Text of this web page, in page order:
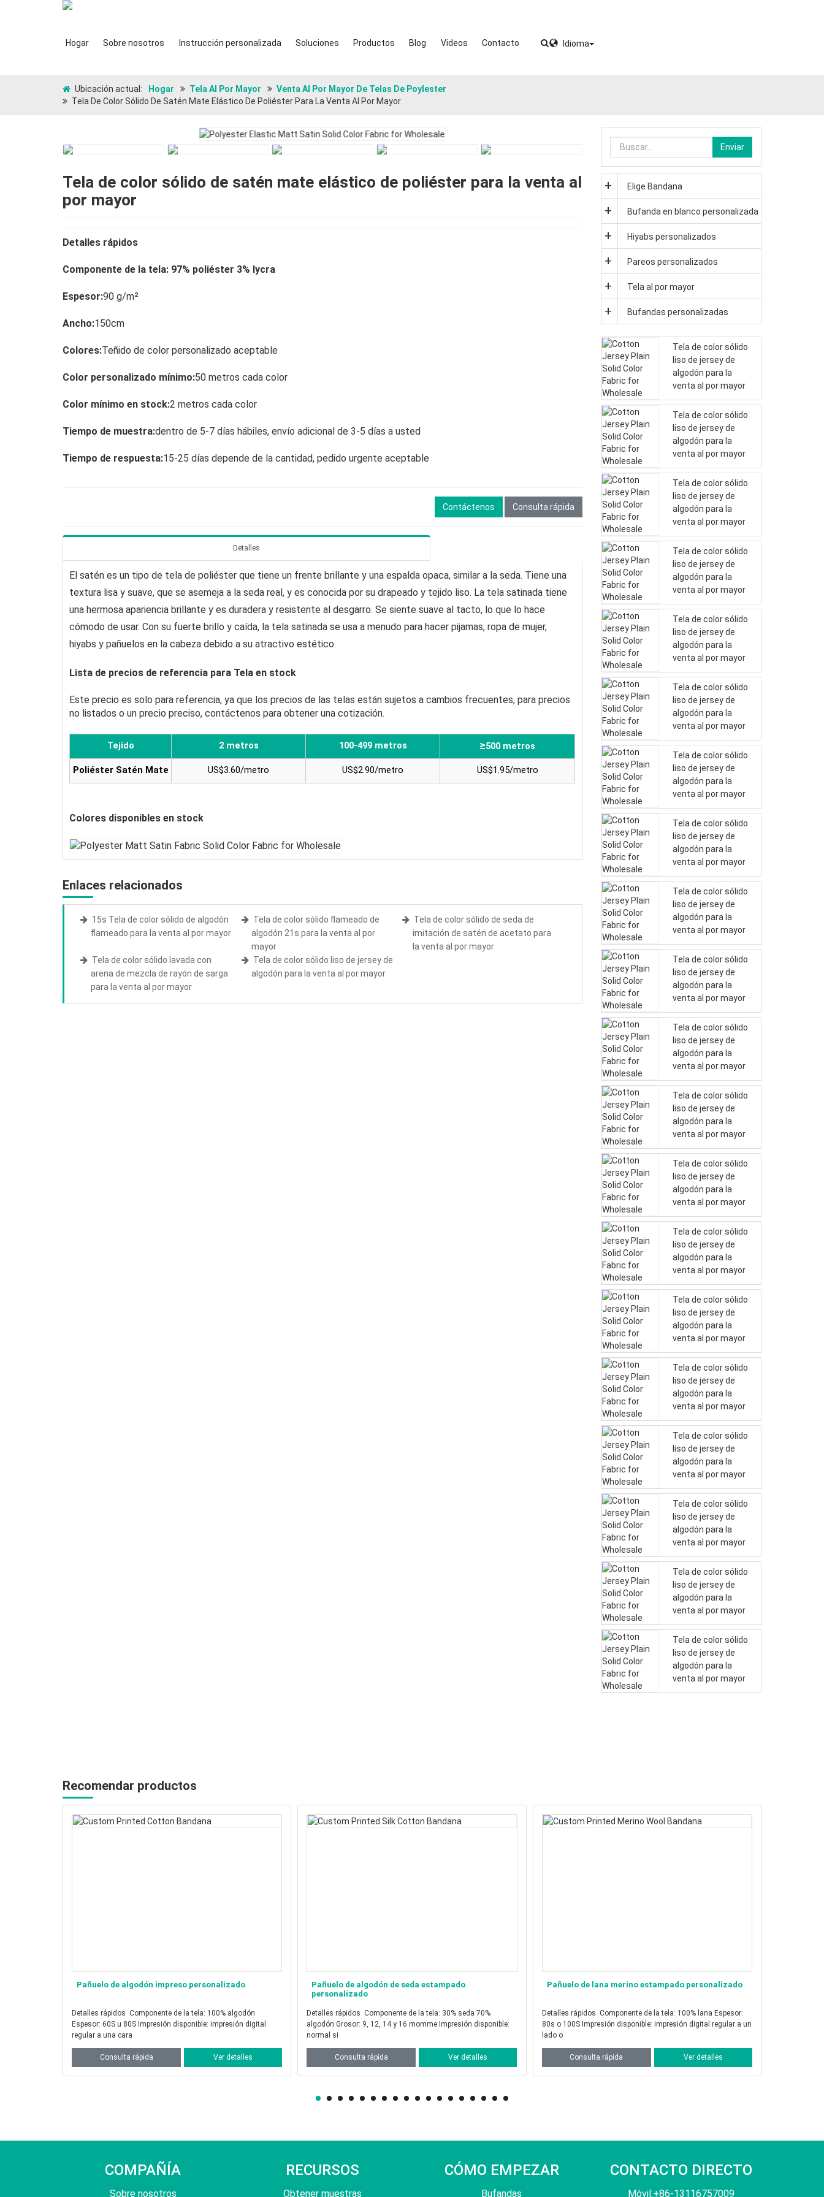
Hogar Sobre nosotros Instrucción personalizada Soluciones Productos Blog Videos Contacto Idioma
Ubicación actual: Hogar Tela Al Por Mayor
Venta Al Por Mayor De Telas De Poylester
Tela De Color Sólido De Satén Mate Elástico De Poliéster Para La Venta Al Por Mayor
Tela de color sólido de satén mate elástico de poliéster para la venta al
por mayor
Detalles rápidos
Componente de la tela: 97% poliéster 3% lycra
Espesor:90 g/m²
Ancho:150cm
Colores:Teñido de color personalizado aceptable
Color personalizado mínimo:50 metros cada color
Color mínimo en stock:2 metros cada color
Tiempo de muestra:dentro de 5-7 días hábiles, envío adicional de 3-5 días a usted
Tiempo de respuesta:15-25 días depende de la cantidad, pedido urgente aceptable
Contáctenos Consulta rápida
Detalles
El satén es un tipo de tela de poliéster que tiene un frente brillante y una espalda opaca, similar a la seda. Tiene una
textura lisa y suave, que se asemeja a la seda real, y es conocida por su drapeado y tejido liso. La tela satinada tiene
una hermosa apariencia brillante y es duradera y resistente al desgarro. Se siente suave al tacto, lo que lo hace
cómodo de usar. Con su fuerte brillo y caída, la tela satinada se usa a menudo para hacer pijamas, ropa de mujer,
hiyabs y pañuelos en la cabeza debido a su atractivo estético.
Lista de precios de referencia para Tela en stock
Este precio es solo para referencia, ya que los precios de las telas están sujetos a cambios frecuentes, para precios
no listados o un precio preciso, contáctenos para obtener una cotización.
Tejido 2 metros 100-499 metros ≥500 metros
Poliéster Satén Mate US$3.60/metro US$2.90/metro US$1.95/metro
Colores disponibles en stock
Enlaces relacionados
15s Tela de color sólido de algodón
flameado para la venta al por mayor
Tela de color sólido flameado de
algodón 21s para la venta al por
mayor
Tela de color sólido de seda de
imitación de satén de acetato para
la venta al por mayor
Tela de color sólido lavada con
arena de mezcla de rayón de sarga
para la venta al por mayor
Tela de color sólido liso de jersey de
algodón para la venta al por mayor
Enviar
Elige Bandana
Bufanda en blanco personalizada
Hiyabs personalizados
Pareos personalizados
Tela al por mayor
Bufandas personalizadas
Tela de color sólido
liso de jersey de
algodón para la
venta al por mayor
Tela de color sólido
liso de jersey de
algodón para la
venta al por mayor
Tela de color sólido
liso de jersey de
algodón para la
venta al por mayor
Tela de color sólido
liso de jersey de
algodón para la
venta al por mayor
Tela de color sólido
liso de jersey de
algodón para la
venta al por mayor
Tela de color sólido
liso de jersey de
algodón para la
venta al por mayor
Tela de color sólido
liso de jersey de
algodón para la
venta al por mayor
Tela de color sólido
liso de jersey de
algodón para la
venta al por mayor
Tela de color sólido
liso de jersey de
algodón para la
venta al por mayor
Tela de color sólido
liso de jersey de
algodón para la
venta al por mayor
Tela de color sólido
liso de jersey de
algodón para la
venta al por mayor
Tela de color sólido
liso de jersey de
algodón para la
venta al por mayor
Tela de color sólido
liso de jersey de
algodón para la
venta al por mayor
Tela de color sólido
liso de jersey de
algodón para la
venta al por mayor
Tela de color sólido
liso de jersey de
algodón para la
venta al por mayor
Tela de color sólido
liso de jersey de
algodón para la
venta al por mayor
Tela de color sólido
liso de jersey de
algodón para la
venta al por mayor
Tela de color sólido
liso de jersey de
algodón para la
venta al por mayor
Tela de color sólido
liso de jersey de
algodón para la
venta al por mayor
Tela de color sólido
liso de jersey de
algodón para la
venta al por mayor
Recomendar productos
Pañuelo de algodón de seda estampado
Detalles rápidos Componente de la tela: 30% seda 70%
algodón Grosor: 9, 12, 14 y 16 momme Impresión disponible:
normal si
Consulta rápida Ver detalles
Pañuelo de lana merino estampado personalizado
Detalles rápidos Componente de la tela: 100% lana Espesor:
80s o 100S Impresión disponible: impresión digital regular a un
lado o
Consulta rápida Ver detalles
Pañuelo de sarga de seda impreso personalizado
Detalles rápidos Componente de la tela: 100% seda Grosor:
12, 14, 16 y 18 momme Impresión disponible: normal a una
cara
Consulta rápida Ver detalles
COMPAÑÍA
Sobre nosotros
RECURSOS
Obtener muestras
CÓMO EMPEZAR
Bufandas
CONTACTO DIRECTO
Móvil:+86-13116757009